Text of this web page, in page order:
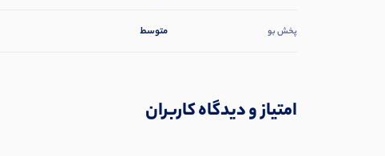
پخش بو متوسط
امتیاز و دیدگاه کاربران